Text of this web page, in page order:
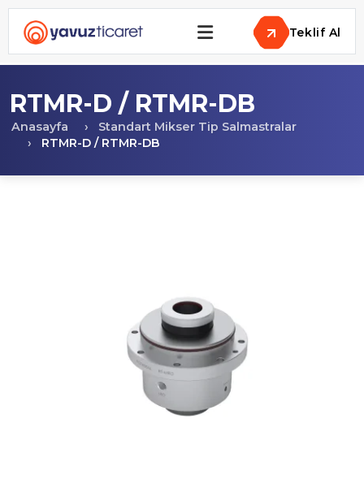
Teklif Al
RTMR-D / RTMR-DB
Anasayfa
Standart Mikser Tip Salmastralar
RTMR-D / RTMR-DB